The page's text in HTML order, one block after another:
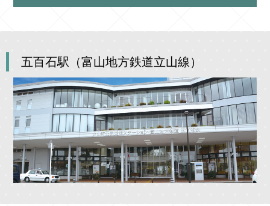
五百石駅（富山地方鉄道立山線）